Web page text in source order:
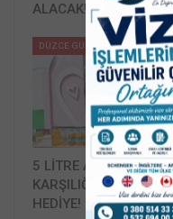
ALACAK!
DÜZCE GÜNDEMİ
5 LİTRE ATIK YAĞ
KARŞILIĞI 1 LİTRE YAĞ
HEDİYE!